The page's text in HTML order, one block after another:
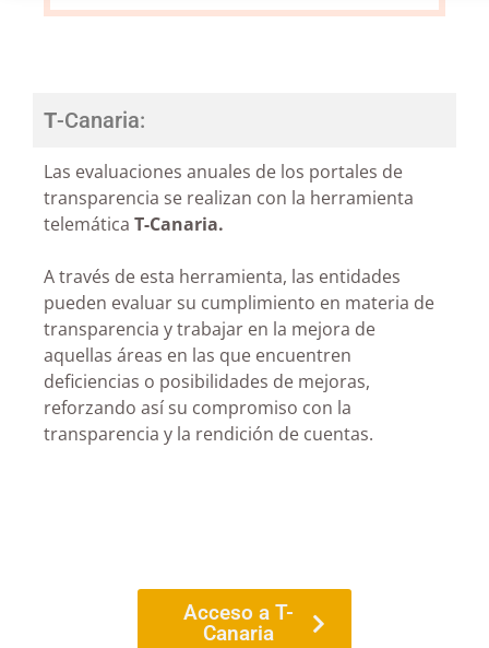
T-Canaria:
Las evaluaciones anuales de los portales de
transparencia se realizan con la herramienta
telemática T-Canaria.
A través de esta herramienta, las entidades
pueden evaluar su cumplimiento en materia de
transparencia y trabajar en la mejora de
aquellas áreas en las que encuentren
deficiencias o posibilidades de mejoras,
reforzando así su compromiso con la
transparencia y la rendición de cuentas.
Acceso a T-
Canaria